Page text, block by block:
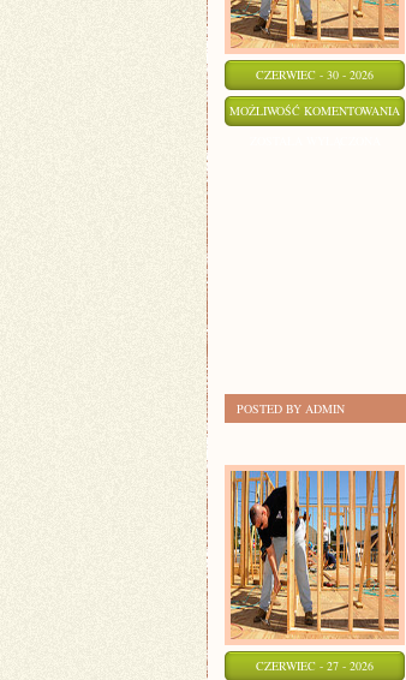
CZERWIEC - 30 - 2026
MOŻLIWOŚĆ KOMENTOWANIA
POSTED BY ADMIN
CZERWIEC - 27 - 2026